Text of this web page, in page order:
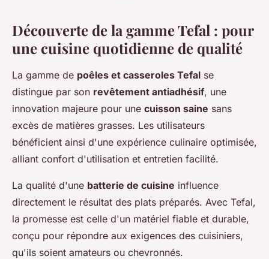
Découverte de la gamme Tefal : pour
une cuisine quotidienne de qualité
La gamme de poêles et casseroles Tefal se
distingue par son revêtement antiadhésif, une
innovation majeure pour une cuisson saine sans
excès de matières grasses. Les utilisateurs
bénéficient ainsi d'une expérience culinaire optimisée,
alliant confort d'utilisation et entretien facilité.
La qualité d'une batterie de cuisine influence
directement le résultat des plats préparés. Avec Tefal,
la promesse est celle d'un matériel fiable et durable,
conçu pour répondre aux exigences des cuisiniers,
qu'ils soient amateurs ou chevronnés.